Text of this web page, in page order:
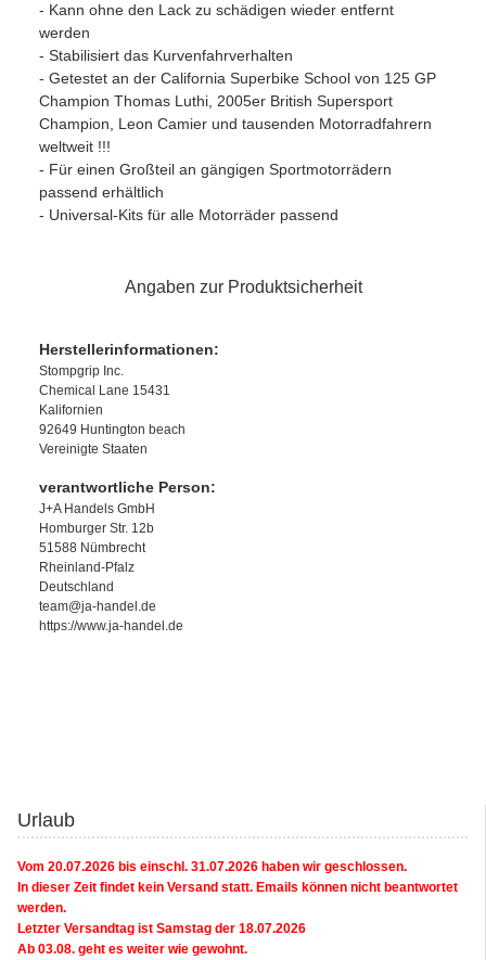
- Kann ohne den Lack zu schädigen wieder entfernt
werden
- Stabilisiert das Kurvenfahrverhalten
- Getestet an der California Superbike School von 125 GP
Champion Thomas Luthi, 2005er British Supersport
Champion, Leon Camier und tausenden Motorradfahrern
weltweit !!!
- Für einen Großteil an gängigen Sportmotorrädern
passend erhältlich
- Universal-Kits für alle Motorräder passend
Angaben zur Produktsicherheit
Herstellerinformationen:
Stompgrip Inc.
Chemical Lane 15431
Kalifornien
92649 Huntington beach
Vereinigte Staaten
verantwortliche Person:
J+A Handels GmbH
Homburger Str. 12b
51588 Nümbrecht
Rheinland-Pfalz
Deutschland
team@ja-handel.de
https://www.ja-handel.de
Urlaub
Vom 20.07.2026 bis einschl. 31.07.2026 haben wir geschlossen.
In dieser Zeit findet kein Versand statt. Emails können nicht beantwortet
werden.
Letzter Versandtag ist Samstag der 18.07.2026
Ab 03.08. geht es weiter wie gewohnt.